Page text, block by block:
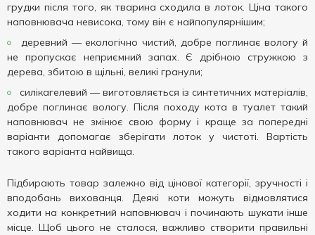
грудки після того, як тварина сходила в лоток. Ціна такого
наповнювача невисока, тому він є найпопулярнішим;
деревний — екологічно чистий, добре поглинає вологу й
не пропускає неприємний запах. Є дрібною стружкою з
дерева, збитою в щільні, великі гранули;
силікагелевий — виготовляється із синтетичних матеріалів,
добре поглинає вологу. Після походу кота в туалет такий
наповнювач не змінює свою форму і краще за попередні
варіанти допомагає зберігати лоток у чистоті. Вартість
такого варіанта найвища.
Підбирають товар залежно від цінової категорії, зручності і
вподобань вихованця. Деякі коти можуть відмовлятися
ходити на конкретний наповнювач і починають шукати інше
місце. Щоб цього не сталося, важливо створити правильні